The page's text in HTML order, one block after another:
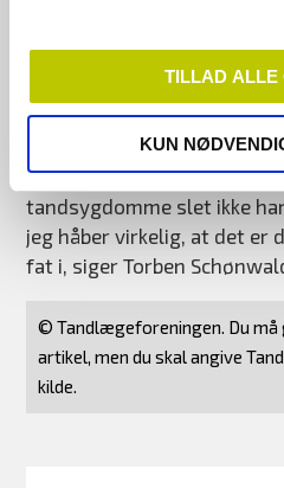
TILLAD ALLE
KUN
skævt at reducere
- Hvis målet er, at flere
tandlægen, så burde
tilskud, som er udhulet år
flere bliver væk, og at
tandsygdomme slet ikke
jeg håber virkelig, at det er
fat i, siger Torben
© Tandlægeforeningen. Du må
artikel, men du skal angive
kilde.